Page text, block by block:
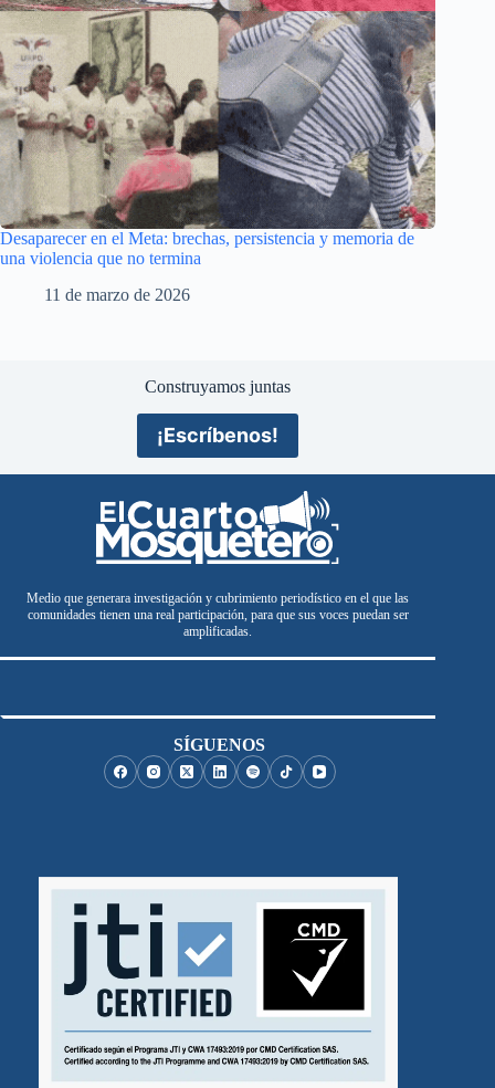
Desaparecer en el Meta: brechas, persistencia y memoria de
una violencia que no termina
11 de marzo de 2026
Construyamos juntas
¡Escríbenos!
Medio que generara investigación y cubrimiento periodístico en el que las
comunidades tienen una real participación, para que sus voces puedan ser
amplificadas.
SÍGUENOS